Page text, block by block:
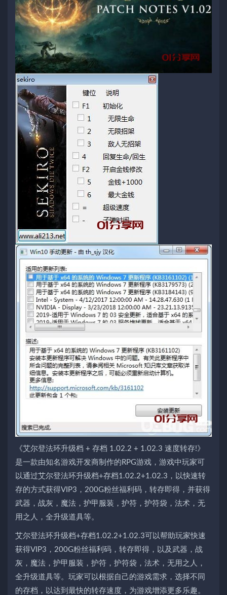
《艾尔登法环升级档 + 存档 1.02.2 + 1.02.3 速度转存!》
是一款由知名游戏开发商制作的RPG游戏，游戏中玩家可
以通过艾尔登法环升级档+存档1.02.2+1.02.3，以快速转
存的方式获得VIP3，200G粉丝福利码，转存即得，并获得
武器，战灰，魔法，护甲服装，护符，护符袋，法术，无
用之人，全升级道具等。
艾尔登法环升级档+存档1.02.2+1.02.3可以帮助玩家快速
获得VIP3，200G粉丝福利码，转存即得，以及武器，战
灰，魔法，护甲服装，护符，护符袋，法术，无用之人，
全升级道具等。玩家可以根据自己的游戏需求，选择不同
的存档，以达到最快的转存速度，为游戏增添更多乐趣。